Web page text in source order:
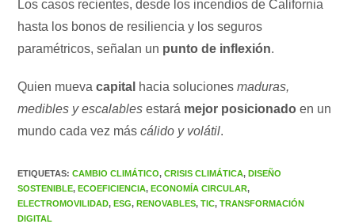
Los casos recientes, desde los incendios de California
hasta los bonos de resiliencia y los seguros
paramétricos, señalan un punto de inflexión.
Quien muevacapital hacia solucionesmaduras,
medibles y escalables estará mejor posicionado en un
mundo cada vez máscálido y volátil.
ETIQUETAS:CAMBIO CLIMÁTICO, CRISIS CLIMÁTICA, DISEÑO
SOSTENIBLE, ECOEFICIENCIA, ECONOMÍA CIRCULAR,
ELECTROMOVILIDAD, ESG, RENOVABLES, TIC, TRANSFORMACIÓN
DIGITAL